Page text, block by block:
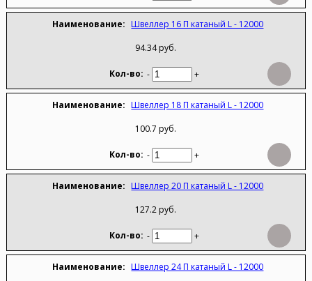
Швеллер 16 П катаный L - 12000
94.34 руб.
- +
Швеллер 18 П катаный L - 12000
100.7 руб.
- +
Швеллер 20 П катаный L - 12000
127.2 руб.
- +
Швеллер 24 П катаный L - 12000